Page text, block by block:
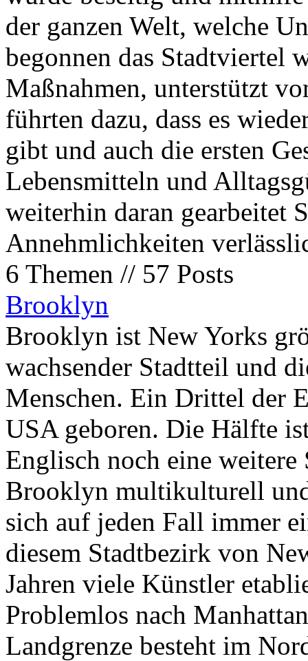
der ganzen Welt, welche
begonnen das Stadtviertel
Maßnahmen, unterstützt
führten dazu, dass es
gibt und auch die ersten
Lebensmitteln und
weiterhin daran gearbeitet
Annehmlichkeiten
6 Themen // 57 Posts
Brooklyn
Brooklyn ist New Yorks
wachsender Stadtteil und
Menschen. Ein Drittel der
USA geboren. Die Hälfte
Englisch noch eine
Brooklyn multikulturell
sich auf jeden Fall immer
diesem Stadtbezirk von
Jahren viele Künstler
Problemlos nach
Landgrenze besteht im